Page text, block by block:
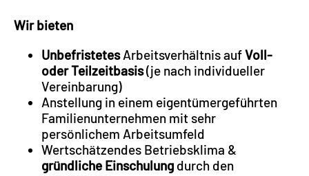
Wir bieten
UnbefristetesArbeitsverhältnis aufVoll-
oder Teilzeitbasis(je nach individueller
Vereinbarung)
Anstellung in einem eigentümergeführten
Familienunternehmen mit sehr
persönlichem Arbeitsumfeld
Wertschätzendes Betriebsklima &
gründliche Einschulung durch den